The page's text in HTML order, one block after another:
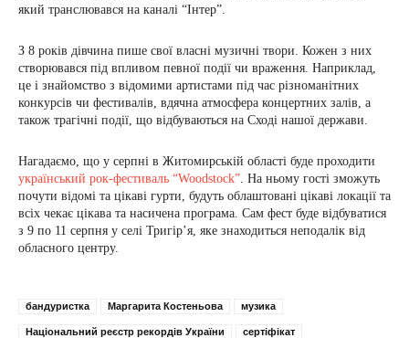
який транслювався на каналі “Інтер”.
З 8 років дівчина пише свої власні музичні твори. Кожен з них
створювався під впливом певної події чи враження. Наприклад,
це і знайомство з відомими артистами під час різноманітних
конкурсів чи фестивалів, вдячна атмосфера концертних залів, а
також трагічні події, що відбуваються на Сході нашої держави.
Нагадаємо, що у серпні в Житомирській області буде проходити
український рок-фестиваль “Woodstock”. На ньому гості зможуть
почути відомі та цікаві гурти, будуть облаштовані цікаві локації та
всіх чекає цікава та насичена програма. Сам фест буде відбуватися
з 9 по 11 серпня у селі Тригір’я, яке знаходиться неподалік від
обласного центру.
бандуристка Маргарита Костеньова музика
Національний реєстр рекордів України сертіфікат